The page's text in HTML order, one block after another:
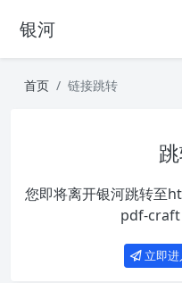
银河
首页 链接跳转
您即将离开银河跳转至
pdf-craft
立即进